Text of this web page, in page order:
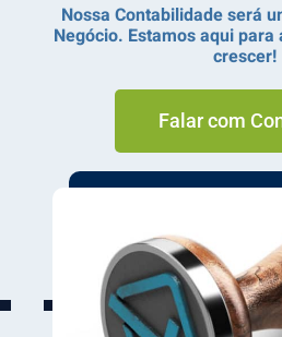
Nossa Contabilidade será
Negócio. Estamos aqui
crescer!
Falar com